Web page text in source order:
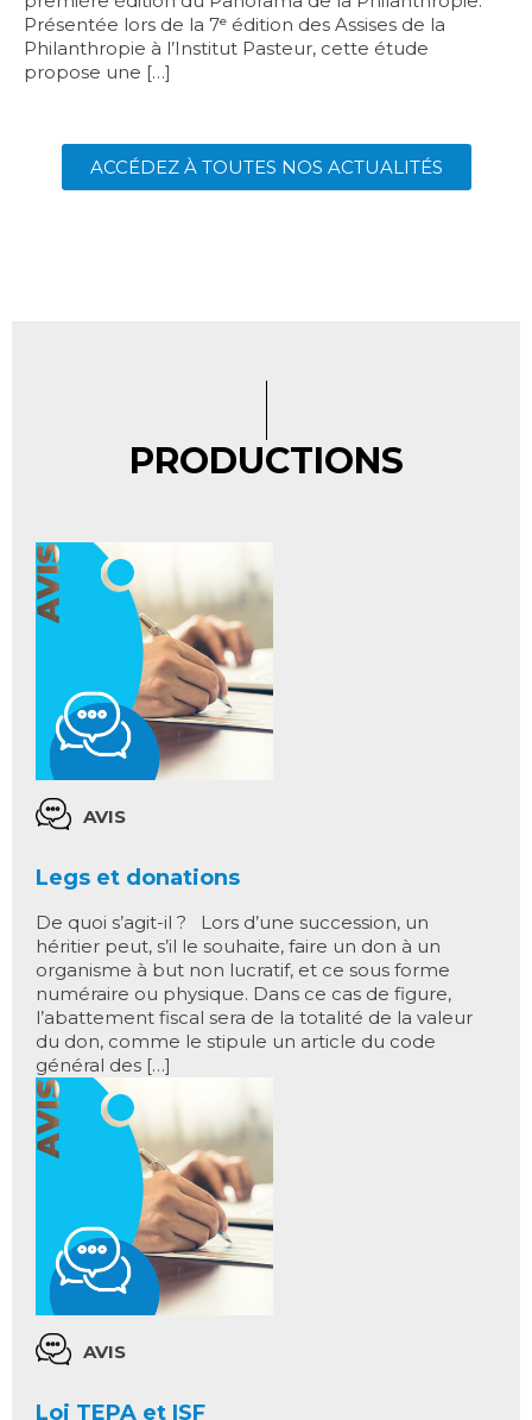
Présentée lors de la 7ᵉ édition des Assises de la
Philanthropie à l’Institut Pasteur, cette étude
propose une […]
ACCÉDEZ À TOUTES NOS ACTUALITÉS
PRODUCTIONS
AVIS
Legs et donations
De quoi s’agit-il ? Lors d’une succession, un
héritier peut, s’il le souhaite, faire un don à un
organisme à but non lucratif, et ce sous forme
numéraire ou physique. Dans ce cas de figure,
l’abattement fiscal sera de la totalité de la valeur
du don, comme le stipule un article du code
général des […]
AVIS
Loi TEPA et ISF